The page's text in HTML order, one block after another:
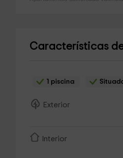
Características
1 piscina
Exterior
Interior